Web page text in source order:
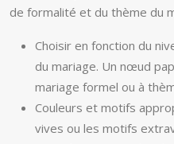
de formalité et du thème du
Choisir en fonction du
du mariage. Un nœud
mariage formel ou à
Couleurs et motifs
vives ou les motifs